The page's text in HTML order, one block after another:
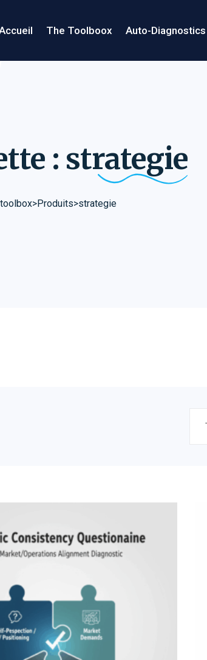
The Toolboox Auto-Diagnostics
: strategie
>Produits>strategie